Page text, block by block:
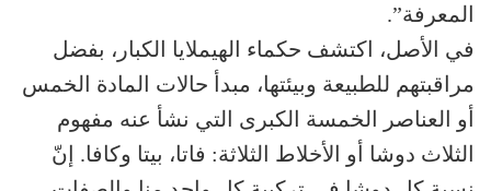
المعرفة”.
في الأصل، اكتشف حكماء الهيملايا الكبار، بفضل
مراقبتهم للطبيعة وبيئتها، مبدأ حالات المادة الخمس
أو العناصر الخمسة الكبرى التي نشأ عنه مفهوم
الثلاث دوشا أو الأخلاط الثلاثة: فاتا، بيتا وكافا. إنّ